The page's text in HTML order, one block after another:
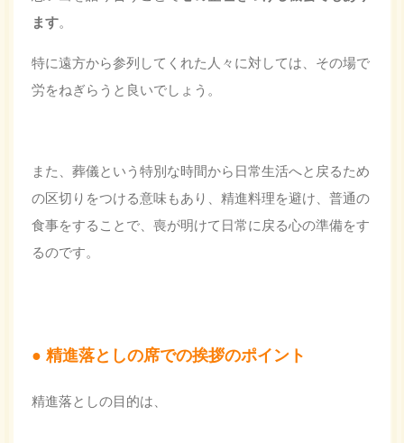
ます。
特に遠方から参列してくれた人々に対しては、その場で
労をねぎらうと良いでしょう。
また、葬儀という特別な時間から日常生活へと戻るため
の区切りをつける意味もあり、精進料理を避け、普通の
食事をすることで、喪が明けて日常に戻る心の準備をす
るのです。
精進落としの席での挨拶のポイント
精進落としの目的は、